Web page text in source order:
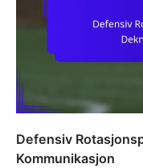
Defensiv
Kommunikasjon